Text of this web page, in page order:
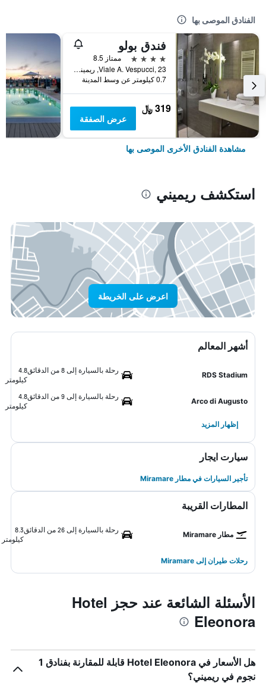
الفنادق الموصى بها
فندق بولو
4 نجوم
ممتاز 8.5
Viale A. Vespucci, 23, ريميني, مقاطعة ريميني, إيطاليا
0.7 كيلومتر عن وسط المدينة
319 ﷼
عرض الصفقة
مشاهدة الفنادق الأخرى الموصى بها
استكشف ريميني
اعرض على الخريطة
أشهر المعالم
RDS Stadium
رحلة بالسيارة إلى 8 من الدقائق
4.8
كيلومتر
Arco di Augusto
رحلة بالسيارة إلى 9 من الدقائق
4.8
كيلومتر
إظهار المزيد
سيارت ايجار
تأجير السيارات في مطار Miramare
المطارات القريبة
مطار Miramare
رحلة بالسيارة إلى 26 من الدقائق
8.3
كيلومتر
رحلات طيران إلى Miramare
الأسئلة الشائعة عند حجز Hotel
Eleonora
هل الأسعار في Hotel Eleonora قابلة للمقارنة بفنادق 1
نجوم في ريميني؟